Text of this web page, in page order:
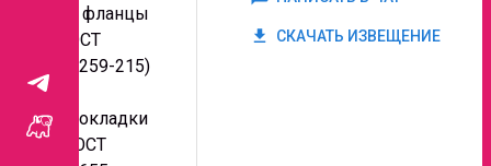
на фланцы
ГОСТ
33259-215)
прокладки
(ГОСТ
get_app СКАЧАТЬ ИЗВЕЩЕНИЕ